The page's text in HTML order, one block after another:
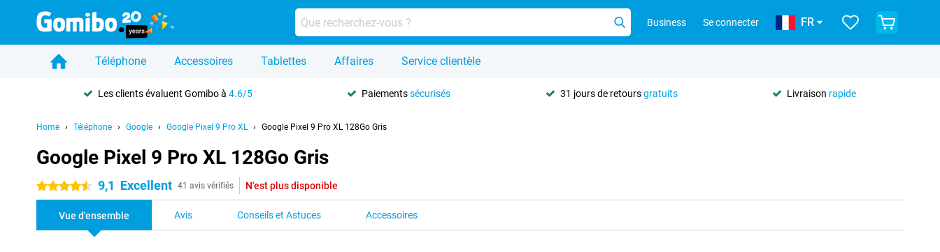
Business Se connecter FR
Téléphone Accessoires Tablettes Affaires Service clientèle
Les clients évaluent Gomibo à4.6/5 Paiementssécurisés 31 jours de retoursgratuits Livraison rapide
Home Téléphone Google Google Pixel 9 Pro XL Google Pixel 9 Pro XL 128Go Gris
Google Pixel 9 Pro XL 128Go Gris
4.5 étoiles 9,1 Excellent 41 avis vérifiés N'est plus disponible
Vue d'ensemble Avis Conseils et Astuces Accessoires